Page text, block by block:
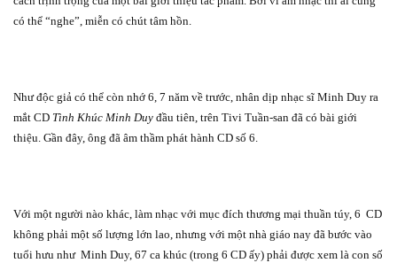
có thể “nghe”, miễn có chút tâm hồn.
Như độc giả có thể còn nhớ 6, 7 năm về trước, nhân dịp nhạc sĩ Minh Duy ra
mắt CD Tình Khúc Minh Duy đầu tiên, trên Tivi Tuần-san đã có bài giới
thiệu. Gần đây, ông đã âm thầm phát hành CD số 6.
Với một người nào khác, làm nhạc với mục đích thương mại thuần túy, 6 CD
không phải một số lượng lớn lao, nhưng với một nhà giáo nay đã bước vào
tuổi hưu như Minh Duy, 67 ca khúc (trong 6 CD ấy) phải được xem là con số